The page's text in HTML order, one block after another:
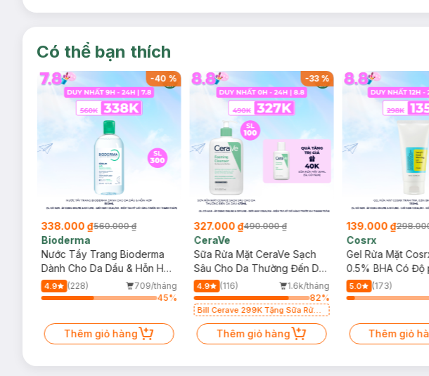
Có thể bạn thích
-40 %
338.000 ₫560.000 ₫
Bioderma
Nước Tẩy Trang Bioderma
Dành Cho Da Dầu & Hỗn Hợp
500ml
4.9 (228)
709/tháng
45%
Thêm giỏ hàng
-33%
327.000 ₫490.000 ₫
CeraVe
Sữa Rửa Mặt CeraVe Sạch
Sâu Cho Da Thường Đến Da
Dầu 473ml
4.9 (116)
1.6k/tháng
82%
Bill Cerave 299K Tặng Sữa Rửa
Thêm giỏ hàng
139.000 ₫
Cosrx
Gel Rửa Mặt
0.5% BHA Có Độ
150ml
5.0
(173)
Thêm giỏ